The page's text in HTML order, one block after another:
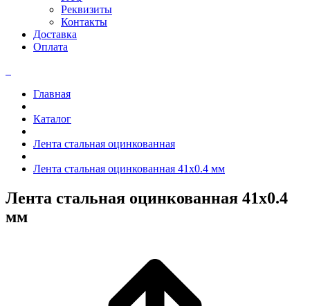
Реквизиты
Контакты
Доставка
Оплата
Главная
Каталог
Лента стальная оцинкованная
Лента стальная оцинкованная 41x0.4 мм
Лента стальная оцинкованная 41x0.4
мм